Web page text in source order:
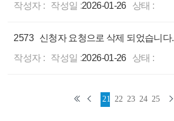
작성자 :
작성일 :2026-01-26 상태 :
2573
신청자 요청으로 삭제 되었습니다.
작성자 :
작성일 :2026-01-26 상태 :
21 22 23 24 25